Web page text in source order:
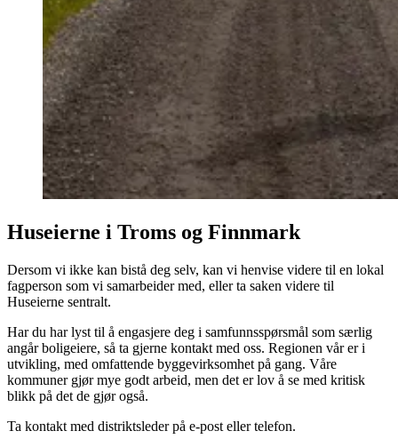
Huseierne i Troms og Finnmark
Dersom vi ikke kan bistå deg selv, kan vi henvise videre til en lokal
fagperson som vi samarbeider med, eller ta saken videre til
Huseierne sentralt.
Har du har lyst til å engasjere deg i samfunnsspørsmål som særlig
angår boligeiere, så ta gjerne kontakt med oss. Regionen vår er i
utvikling, med omfattende byggevirksomhet på gang. Våre
kommuner gjør mye godt arbeid, men det er lov å se med kritisk
blikk på det de gjør også.
Ta kontakt med distriktsleder på e-post eller telefon.